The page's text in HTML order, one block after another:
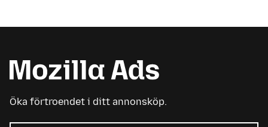
Öka förtroendet i ditt annonsköp.